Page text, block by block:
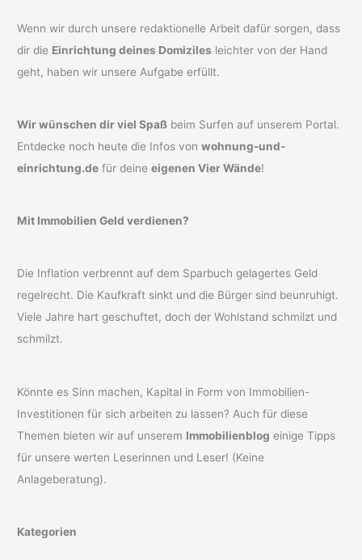
Wenn wir durch unsere redaktionelle Arbeit dafür sorgen, dass
dir die Einrichtung deines Domiziles leichter von der Hand
geht, haben wir unsere Aufgabe erfüllt.
Wir wünschen dir viel Spaß beim Surfen auf unserem Portal.
Entdecke noch heute die Infos vonwohnung-und-
einrichtung.de für deineeigenen Vier Wände!
Mit Immobilien Geld verdienen?
Die Inflation verbrennt auf dem Sparbuch gelagertes Geld
regelrecht. Die Kaufkraft sinkt und die Bürger sind beunruhigt.
Viele Jahre hart geschuftet, doch der Wohlstand schmilzt und
schmilzt.
Könnte es Sinn machen, Kapital in Form von Immobilien-
Investitionen für sich arbeiten zu lassen? Auch für diese
Themen bieten wir auf unserem Immobilienblog einige Tipps
für unsere werten Leserinnen und Leser! (Keine
Anlageberatung).
Kategorien